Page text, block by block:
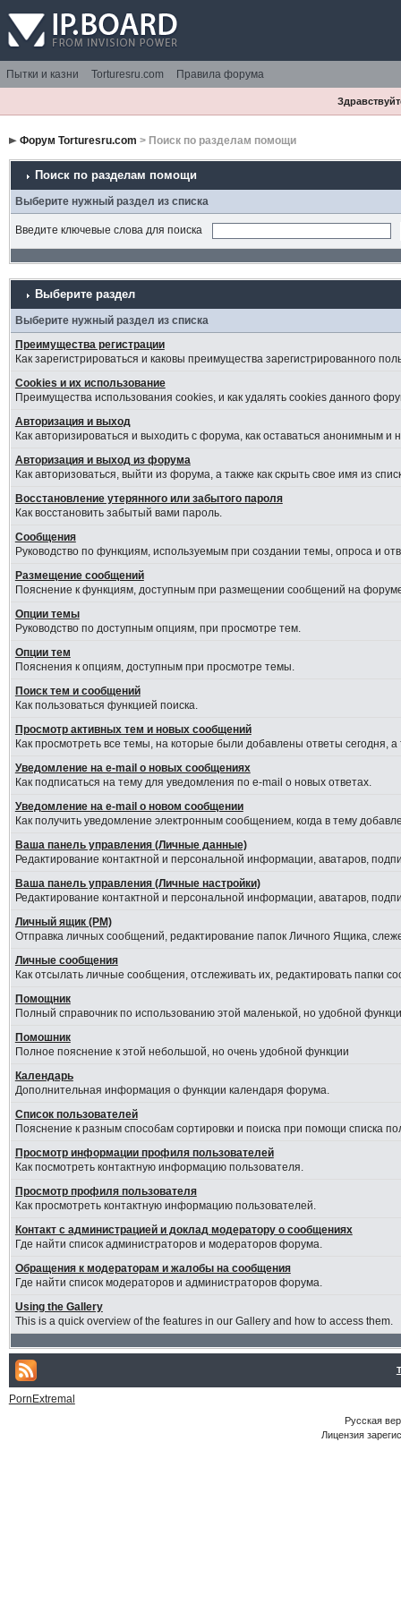
Пытки и казни Torturesru.com Правила форума
Форум Torturesru.com > Поиск по разделам помощи
Поиск по разделам помощи
Выберите нужный раздел из списка
Введите ключевые слова для поиска
Выберите раздел
Выберите нужный раздел из списка
Преимущества регистрации
Как зарегистрироваться и каковы преимущества зарегистрированного
Cookies и их использование
Преимущества использования cookies, и как удалять cookies данного
Авторизация и выход
Как авторизироваться и выходить с форума, как оставаться анонимным
Авторизация и выход из форума
Как авторизоваться, выйти из форума, а также как скрыть свое имя из
Восстановление утерянного или забытого пароля
Как восстановить забытый вами пароль.
Сообщения
Руководство по функциям, используемым при создании темы, опроса и
Размещение сообщений
Пояснение к функциям, доступным при размещении сообщений на
Опции темы
Руководство по доступным опциям, при просмотре тем.
Опции тем
Пояснения к опциям, доступным при просмотре темы.
Поиск тем и сообщений
Как пользоваться функцией поиска.
Просмотр активных тем и новых сообщений
Как просмотреть все темы, на которые были добавлены ответы сегодня,
Уведомление на e-mail о новых сообщениях
Как подписаться на тему для уведомления по e-mail о новых ответах.
Уведомление на е-mail о новом сообщении
Как получить уведомление электронным сообщением, когда в тему
Ваша панель управления (Личные данные)
Редактирование контактной и персональной информации, аватаров,
Ваша панель управления (Личные настройки)
Редактирование контактной и персональной информации, аватаров,
Личный ящик (PM)
Отправка личных сообщений, редактирование папок Личного Ящика,
Личные сообщения
Как отсылать личные сообщения, отслеживать их, редактировать папки
Помощник
Полный справочник по использованию этой маленькой, но удобной
Помошник
Полное пояснение к этой небольшой, но очень удобной функции
Календарь
Дополнительная информация о функции календаря форума.
Список пользователей
Пояснение к разным способам сортировки и поиска при помощи списка
Просмотр информации профиля пользователей
Как посмотреть контактную информацию пользователя.
Просмотр профиля пользователя
Как просмотреть контактную информацию пользователей.
Контакт с администрацией и доклад модератору о сообщениях
Где найти список администраторов и модераторов форума.
Обращения к модераторам и жалобы на сообщения
Где найти список модераторов и администраторов форума.
Using the Gallery
This is a quick overview of the features in our Gallery and how to access them.
PornExtremal
Русская
Лицензия